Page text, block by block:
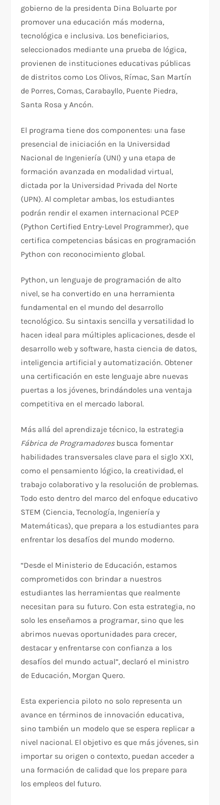
gobierno de la presidenta Dina Boluarte por
promover una educación más moderna,
tecnológica e inclusiva. Los beneficiarios,
seleccionados mediante una prueba de lógica,
provienen de instituciones educativas públicas
de distritos como Los Olivos, Rímac, San Martín
de Porres, Comas, Carabayllo, Puente Piedra,
Santa Rosa y Ancón.
El programa tiene dos componentes: una fase
presencial de iniciación en la Universidad
Nacional de Ingeniería (UNI) y una etapa de
formación avanzada en modalidad virtual,
dictada por la Universidad Privada del Norte
(UPN). Al completar ambas, los estudiantes
podrán rendir el examen internacional PCEP
(Python Certified Entry-Level Programmer), que
certifica competencias básicas en programación
Python con reconocimiento global.
Python, un lenguaje de programación de alto
nivel, se ha convertido en una herramienta
fundamental en el mundo del desarrollo
tecnológico. Su sintaxis sencilla y versatilidad lo
hacen ideal para múltiples aplicaciones, desde el
desarrollo web y software, hasta ciencia de datos,
inteligencia artificial y automatización. Obtener
una certificación en este lenguaje abre nuevas
puertas a los jóvenes, brindándoles una ventaja
competitiva en el mercado laboral.
Más allá del aprendizaje técnico, la estrategia
Fábrica de Programadoresbusca fomentar
habilidades transversales clave para el siglo XXI,
como el pensamiento lógico, la creatividad, el
trabajo colaborativo y la resolución de problemas.
Todo esto dentro del marco del enfoque educativo
STEM (Ciencia, Tecnología, Ingeniería y
Matemáticas), que prepara a los estudiantes para
enfrentar los desafíos del mundo moderno.
“Desde el Ministerio de Educación, estamos
comprometidos con brindar a nuestros
estudiantes las herramientas que realmente
necesitan para su futuro. Con esta estrategia, no
solo les enseñamos a programar, sino que les
abrimos nuevas oportunidades para crecer,
destacar y enfrentarse con confianza a los
desafíos del mundo actual”, declaró el ministro
de Educación, Morgan Quero.
Esta experiencia piloto no solo representa un
avance en términos de innovación educativa,
sino también un modelo que se espera replicar a
nivel nacional. El objetivo es que más jóvenes, sin
importar su origen o contexto, puedan acceder a
una formación de calidad que los prepare para
los empleos del futuro.